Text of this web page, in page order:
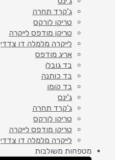
ג'קרד תחרה
טריקו לורקס
טריקו מודפס לייקרה
לייקרה מלמלה דו צדדי
אריג מודפס
בד גובלן
בד כותנה
בד קומו
ג'ינס
ג'קרד תחרה
טריקו לורקס
טריקו מודפס לייקרה
לייקרה מלמלה דו צדדי
מטפחות משולבות